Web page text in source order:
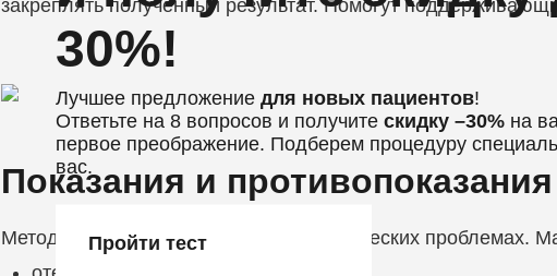
закреплять полученный результат. Помогут
30%!
Лучшее предложение для новых пациентов!
Ответьте на 8 вопросов и получите скидку –30% на
первое преображение. Подберем процедуру
вас.
Пройти тест
Показания и противопоказания
Метод ЛПЖ показан при разных эстетических проблемах.